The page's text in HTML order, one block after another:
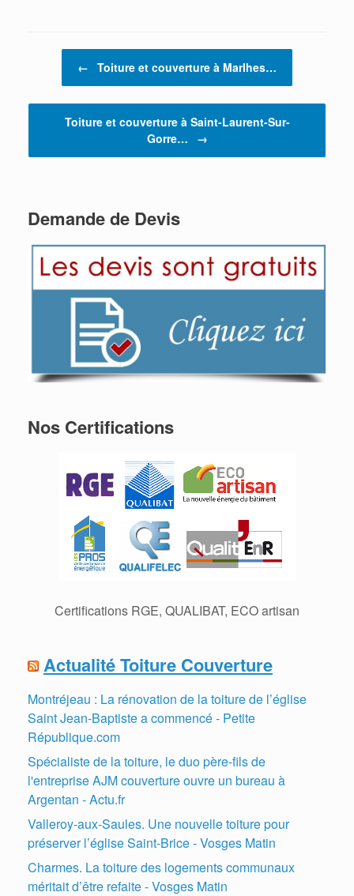
Post navigation
← Toiture et couverture à Marlhes…
Toiture et couverture à Saint-Laurent-Sur-
Gorre…
→
Demande de Devis
Nos Certifications
Certifications RGE, QUALIBAT, ECO artisan
Actualité Toiture Couverture
Montréjeau : La rénovation de la toiture de l’église
Saint Jean-Baptiste a commencé - Petite
République.com
Spécialiste de la toiture, le duo père-fils de
l'entreprise AJM couverture ouvre un bureau à
Argentan - Actu.fr
Valleroy-aux-Saules. Une nouvelle toiture pour
préserver l’église Saint-Brice - Vosges Matin
Charmes. La toiture des logements communaux
méritait d’être refaite - Vosges Matin